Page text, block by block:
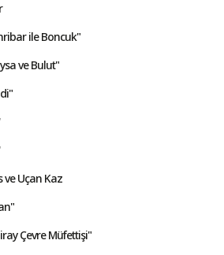
ile Boncuk"
ve Bulut"
ve Uçan Kaz
Çevre Müfettişi"